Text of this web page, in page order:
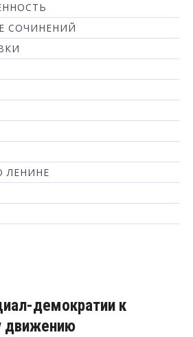
СОЧИНЕНИЙ
ЛЕНИНЕ
демократии к
движению